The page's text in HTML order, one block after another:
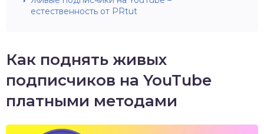
естественность от PRtut
Как поднять живых
подписчиков на YouTube
платными методами